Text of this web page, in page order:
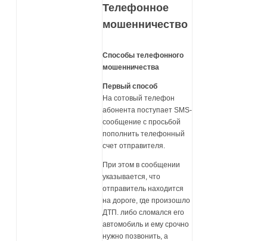
Телефонное
мошенничество
Способы телефонного
мошенничества
Первый способ
На сотовый телефон
абонента поступает SMS-
сообщение с просьбой
пополнить телефонный
счет отправителя.
При этом в сообщении
указывается, что
отправитель находится
на дороге, где произошло
ДТП. либо сломался его
автомобиль и ему срочно
нужно позвонить, а